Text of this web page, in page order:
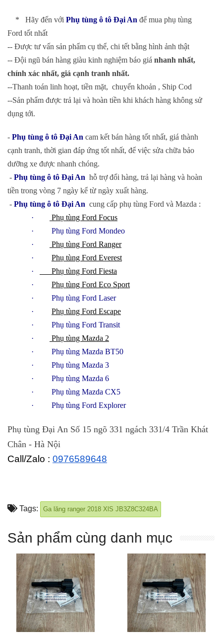
* Hãy đến với Phụ tùng ô tô Đại An để mua phụ tùng
Ford tốt nhất
-- Được tư vấn sản phẩm cụ thể, chi tết bằng hình ảnh thật
-- Đội ngũ bán hàng giàu kinh nghiệm báo giá nhanh nhất,
chính xác nhất, giá cạnh tranh nhất.
--Thanh toán linh hoạt, tiền mặt, chuyển khoản , Ship Cod
--Sản phẩm được trả lại và hoàn tiền khi khách hàng không sử
dụng tới.
- Phụ tùng ô tô Đại An cam kết bán hàng tốt nhất, giá thành
cạnh tranh, thời gian đáp ứng tốt nhất, để việc sửa chữa bảo
dưỡng xe được nhanh chóng.
- Phụ tùng ô tô Đại An hỗ trợ đổi hàng, trả lại hàng và hoàn
tiền trong vòng 7 ngày kể từ ngày xuất hàng.
- Phụ tùng ô tô Đại An cung cấp phụ tùng Ford và Mazda :
·
Phụ tùng Ford Focus
· Phụ tùng Ford Mondeo
·
Phụ tùng Ford Ranger
· Phụ tùng Ford Everest
·
Phụ tùng Ford Fiesta
· Phụ tùng Ford Eco Sport
· Phụ tùng Ford Laser
· Phụ tùng Ford Escape
· Phụ tùng Ford Transit
·
Phụ tùng Mazda 2
· Phụ tùng Mazda BT50
· Phụ tùng Mazda 3
· Phụ tùng Mazda 6
· Phụ tùng Mazda CX5
· Phụ tùng Ford Explorer
Phụ tùng Đại An Số 15 ngõ 331 ngách 331/4 Trần Khát
Chân - Hà Nội
Call/Zalo : 0976589648
Tags: Ga lăng ranger 2018 XlS JB3Z8C324BA
Sản phẩm cùng danh mục